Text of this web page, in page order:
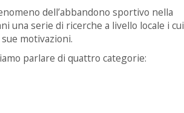
dell’abbandono sportivo nella
una serie di ricerche a livello locale i cui
motivazioni.
parlare di quattro categorie: